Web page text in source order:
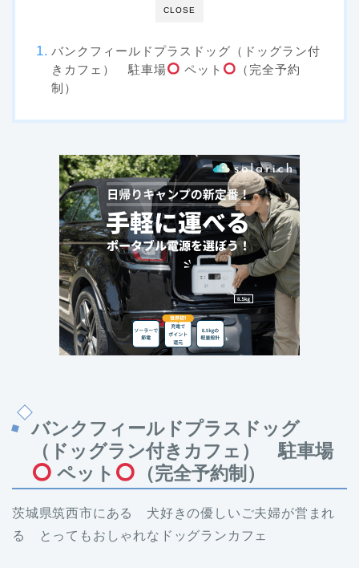
CLOSE
バンクフィールドプラスドッグ（ドッグラン付
きカフェ） 駐車場
ペット
（完全予約
制）
バンクフィールドプラスドッグ
（ドッグラン付きカフェ） 駐車場
ペット
（完全予約制）
茨城県筑西市にある 犬好きの優しいご夫婦が営まれ
る とってもおしゃれなドッグランカフェ